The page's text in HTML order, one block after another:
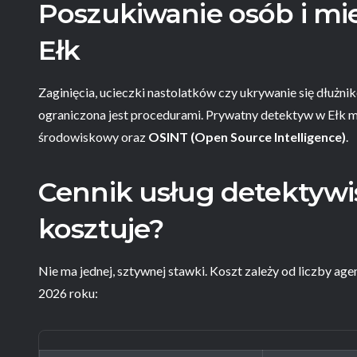
Poszukiwanie osób i
Ełk
Zaginięcia, ucieczki nastolatków czy ukrywanie się
ograniczona jest procedurami. Prywatny detektyw w Ełk
środowiskowy oraz OSINT (Open Source Intelligence).
Cennik usług
kosztuje?
Nie ma jednej, sztywnej stawki. Koszt zależy od liczby
2026 roku: